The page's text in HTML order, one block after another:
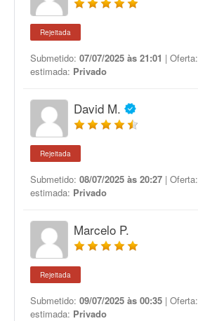
Rejeitada
Submetido: 07/07/2025 às 21:01 | Oferta:
estimada: Privado
David M.
Rejeitada
Submetido: 08/07/2025 às 20:27 | Oferta:
estimada: Privado
Marcelo P.
Rejeitada
Submetido: 09/07/2025 às 00:35 | Oferta:
estimada: Privado